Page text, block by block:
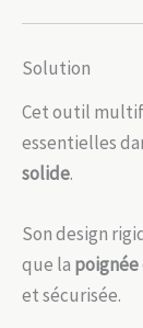
Solution
Cet outil
essentielles
solide.
Son design
que la poignée
et sécurisée.